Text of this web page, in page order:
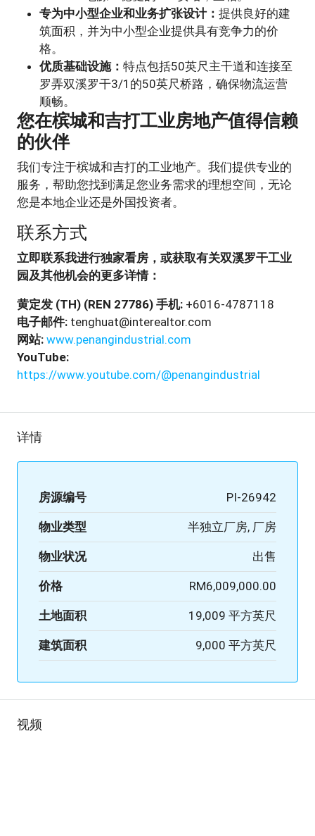
专为中小型企业和业务扩张设计： 提供良好的建
筑面积，并为中小型企业提供具有竞争力的价
格。
优质基础设施： 特点包括50英尺主干道和连接至
罗弄双溪罗干3/1的50英尺桥路，确保物流运营
顺畅。
您在槟城和吉打工业房地产值得信赖
的伙伴
我们专注于槟城和吉打的工业地产。我们提供专业的
服务，帮助您找到满足您业务需求的理想空间，无论
您是本地企业还是外国投资者。
联系方式
立即联系我进行独家看房，或获取有关双溪罗干工业
园及其他机会的更多详情：
黄定发 (TH) (REN 27786) 手机: +6016-4787118
电子邮件: tenghuat@interealtor.com
网站: www.penangindustrial.com
YouTube:
https://www.youtube.com/@penangindustrial
详情
房源编号 PI-26942
物业类型 半独立厂房, 厂房
物业状况 出售
价格 RM6,009,000.00
土地面积 19,009 平方英尺
建筑面积 9,000 平方英尺
视频